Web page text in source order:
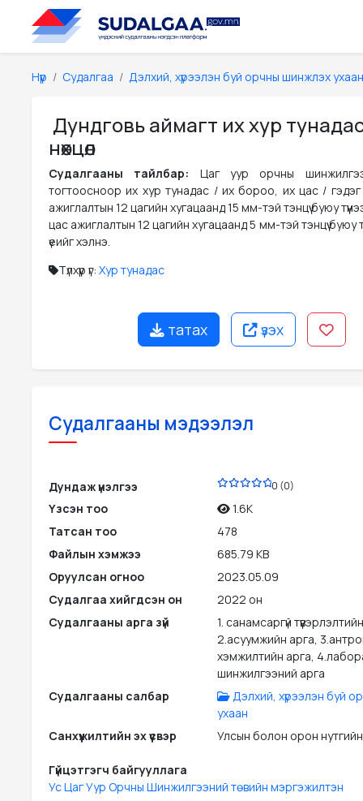
Нүүр Судалгаа Дэлхий, хүрээлэн буй орчны шинжлэх ухаан
Дундговь аймагт их хур
нөхцөл
Судалгааны тайлбар: Цаг уур орчны
тогтоосноор их хур тунадас / их бороо, их цас /
ажиглалтын 12 цагийн хугацаанд 15 мм-тэй тэнцүү буюу
цас ажиглалтын 12 цагийн хугацаанд 5 мм-тэй тэнцүү буюу
үеийг хэлнэ.
Түлхүүр үг: Хур тунадас
татах үзэх
Судалгааны мэдээлэл
Дундаж үнэлгээ 0 (0)
Үзсэн тоо
1.6K
Татсан тоо
478
Файлын хэмжээ
685.79 KB
Оруулсан огноо
2023.05.09
Судалгаа хийгдсэн он
2022 он
Судалгааны арга зүй
1. санамсаргүй
2.асуумжийн арга,
хэмжилтийн арга,
шинжилгээний арга
Судалгааны салбар
Дэлхий, хүрээлэн буй
ухаан
Санхүүжилтийн эх үүсвэр
Улсын болон орон
Гүйцэтгэгч байгууллага
Ус Цаг Уур Орчны Шинжилгээний төвийн мэргэжилтэн